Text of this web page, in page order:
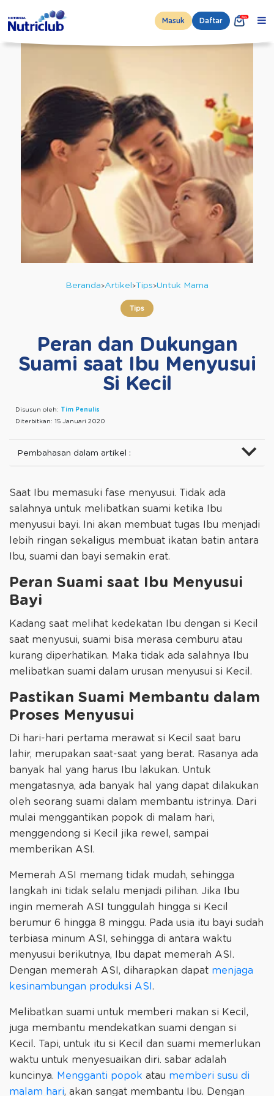
Masuk Daftar
Beranda Artikel Tips Untuk Mama
Tips
Peran dan Dukungan
Suami saat Ibu Menyusui
Si Kecil
Disusun oleh: Tim Penulis
Diterbitkan: 15 Januari 2020
Pembahasan dalam artikel :
Saat Ibu memasuki fase menyusui. Tidak ada
salahnya untuk melibatkan suami ketika Ibu
menyusui bayi. Ini akan membuat tugas Ibu menjadi
lebih ringan sekaligus membuat ikatan batin antara
Ibu, suami dan bayi semakin erat.
Peran Suami saat Ibu Menyusui
Bayi
Kadang saat melihat kedekatan Ibu dengan si Kecil
saat menyusui, suami bisa merasa cemburu atau
kurang diperhatikan. Maka tidak ada salahnya Ibu
melibatkan suami dalam urusan menyusui si Kecil.
Pastikan Suami Membantu dalam
Proses Menyusui
Di hari-hari pertama merawat si Kecil saat baru
lahir, merupakan saat-saat yang berat. Rasanya ada
banyak hal yang harus Ibu lakukan. Untuk
mengatasnya, ada banyak hal yang dapat dilakukan
oleh seorang suami dalam membantu istrinya. Dari
mulai menggantikan popok di malam hari,
menggendong si Kecil jika rewel, sampai
memberikan ASI.
Memerah ASI memang tidak mudah, sehingga
langkah ini tidak selalu menjadi pilihan. Jika Ibu
ingin memerah ASI tunggulah hingga si Kecil
berumur 6 hingga 8 minggu. Pada usia itu bayi sudah
terbiasa minum ASI, sehingga di antara waktu
menyusui berikutnya, Ibu dapat memerah ASI.
Dengan memerah ASI, diharapkan dapat menjaga
kesinambungan produksi ASI .
Melibatkan suami untuk memberi makan si Kecil,
juga membantu mendekatkan suami dengan si
Kecil. Tapi, untuk itu si Kecil dan suami memerlukan
waktu untuk menyesuaikan diri. sabar adalah
kuncinya. Mengganti popok atau memberi susu di
malam hari, akan sangat membantu Ibu. Dengan